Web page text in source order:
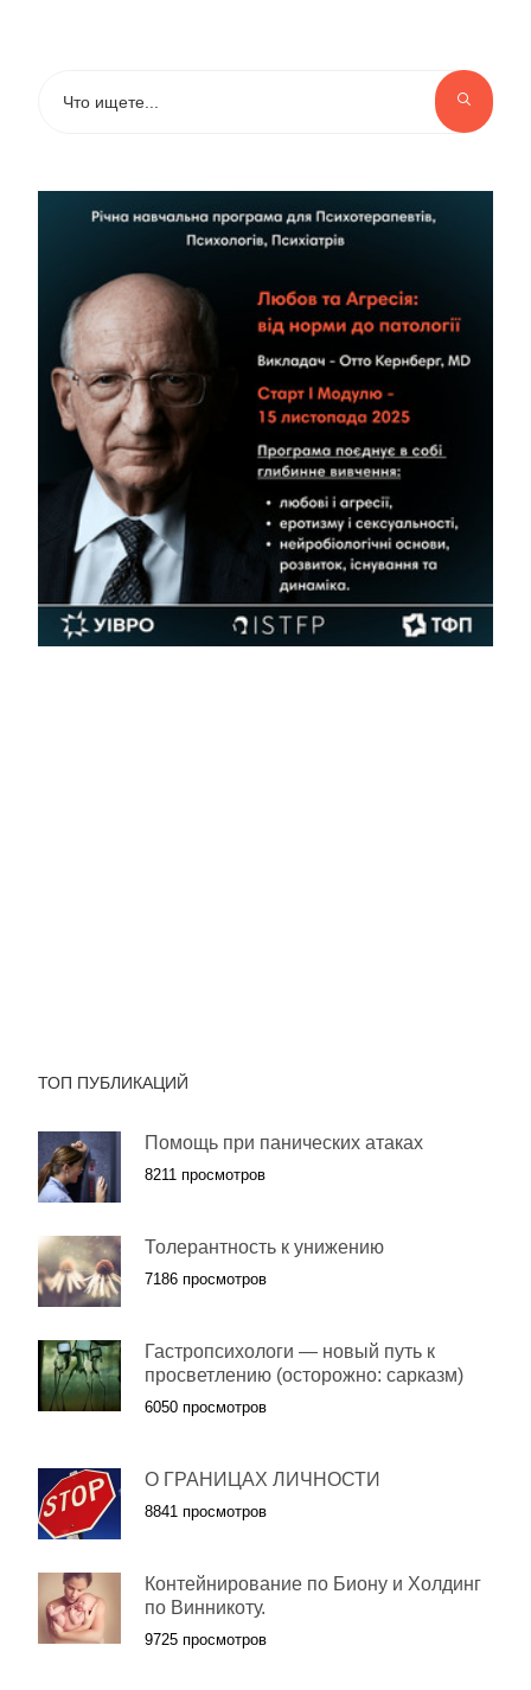
ТОП ПУБЛИКАЦИЙ
Помощь при панических атаках
8211 просмотров
Толерантность к унижению
7186 просмотров
Гастропсихологи — новый путь к
просветлению (осторожно: сарказм)
6050 просмотров
О ГРАНИЦАХ ЛИЧНОСТИ
8841 просмотров
Контейнирование по Биону и Холдинг
по Винникоту.
9725 просмотров